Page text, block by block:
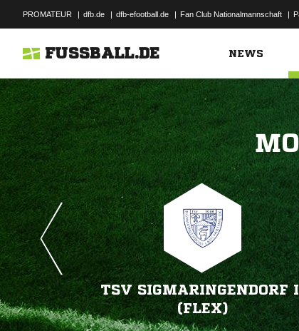
PROMATEUR | dfb.de | dfb-efootball.de | Fan Club Nationalmannschaft |
FUSSBALL.DE NEWS
TSV SIGMARINGENDORF
(FLEX)